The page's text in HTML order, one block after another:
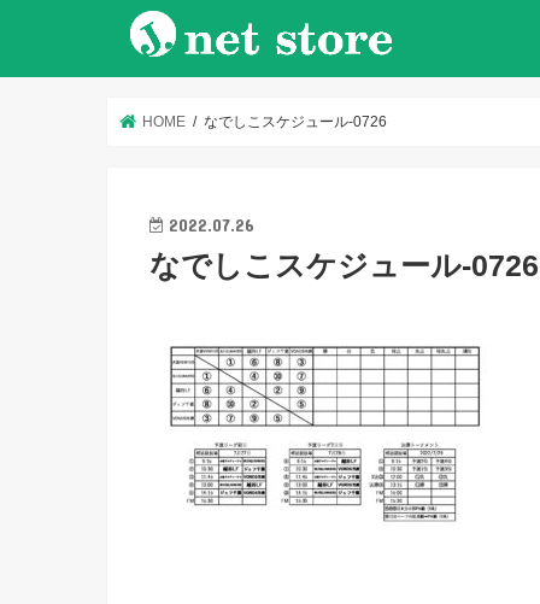
HOME なでしこスケジュール-0726
2022.07.26
なでしこスケジュール-0726